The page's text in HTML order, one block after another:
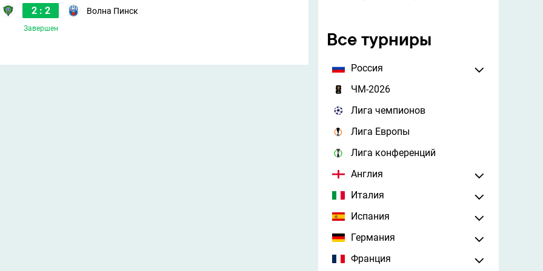
2 : 2 Волна Пинск
Завершен Все турниры
Россия
ЧМ-2026
Лига чемпионов
Лига Европы
Лига конференций
Англия
Италия
Испания
Германия
Франция